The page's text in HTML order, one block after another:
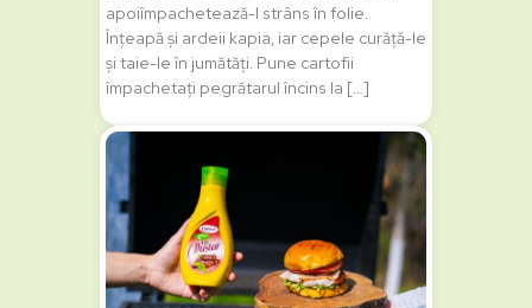
apoiîmpachetează-l strâns în folie.
Înțeapă și ardeii kapia, iar cepele curăță-le
și taie-le în jumătăți. Pune cartofii
împachetați pegrătarul încins la […]